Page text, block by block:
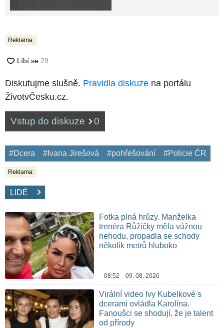
Reklama:
Diskutujme slušně. Pravidla diskuze na portálu
ŽivotvČesku.cz.
Vstup do diskuze 0
#Dcera #Ivana Jirešová #pohřešování #Policie ČR
Reklama:
LIDÉ
Fotka plná hrůzy. Manželka
trenéra Růžičky měla vážnou
nehodu, propadla se schody
několik metrů hluboko
08:52 09. 08. 2026
Virální video Ivy Kubelkové s
dcerami ovládla Karolína.
Fanoušci se shodují, že je talent
od přírody